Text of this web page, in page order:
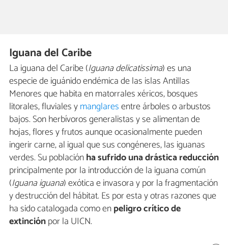
Iguana del Caribe
La iguana del Caribe (Iguana delicatissima) es una
especie de iguánido endémica de las islas Antillas
Menores que habita en matorrales xéricos, bosques
litorales, fluviales ymanglaresentre árboles o arbustos
bajos. Son herbívoros generalistas y se alimentan de
hojas, flores y frutos aunque ocasionalmente pueden
ingerir carne, al igual que sus congéneres, las iguanas
verdes. Su poblaciónha sufrido una drástica reducción
principalmente por la introducción de la iguana común
(Iguana iguana) exótica e invasora y por la fragmentación
y destrucción del hábitat. Es por esta y otras razones que
ha sido catalogada como enpeligro crítico de
extinciónpor la UICN.